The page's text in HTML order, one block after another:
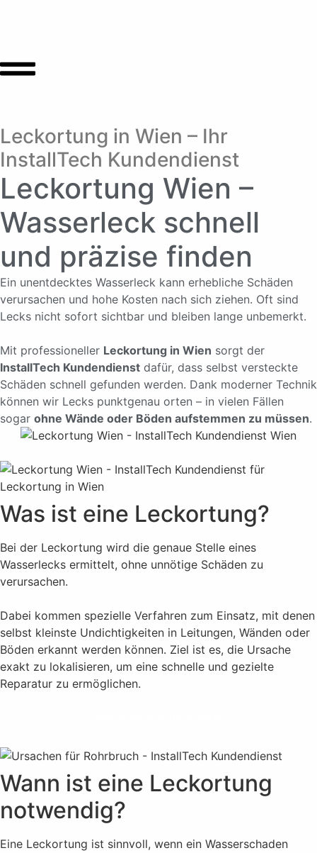
Leckortung in Wien – Ihr
InstallTech Kundendienst
Leckortung Wien –
Wasserleck schnell
und präzise finden
Ein unentdecktes Wasserleck kann erhebliche Schäden
verursachen und hohe Kosten nach sich ziehen. Oft sind
Lecks nicht sofort sichtbar und bleiben lange unbemerkt.
Mit professioneller Leckortung in Wien sorgt der
InstallTech Kundendienst dafür, dass selbst versteckte
Schäden schnell gefunden werden. Dank moderner Technik
können wir Lecks punktgenau orten – in vielen Fällen
sogar ohne Wände oder Böden aufstemmen zu müssen.
Was ist eine Leckortung?
Bei der Leckortung wird die genaue Stelle eines
Wasserlecks ermittelt, ohne unnötige Schäden zu
verursachen.
Dabei kommen spezielle Verfahren zum Einsatz, mit denen
selbst kleinste Undichtigkeiten in Leitungen, Wänden oder
Böden erkannt werden können. Ziel ist es, die Ursache
exakt zu lokalisieren, um eine schnelle und gezielte
Reparatur zu ermöglichen.
Wann ist eine Leckortung
notwendig?
Eine Leckortung ist sinnvoll, wenn ein Wasserschaden